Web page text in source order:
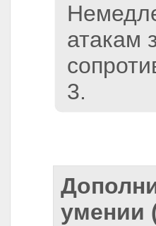
атакам
3.
умении